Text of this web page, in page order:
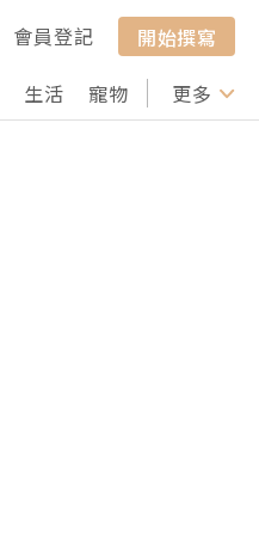
會員登記
開始撰寫
生活 寵物 行山 打卡
更多